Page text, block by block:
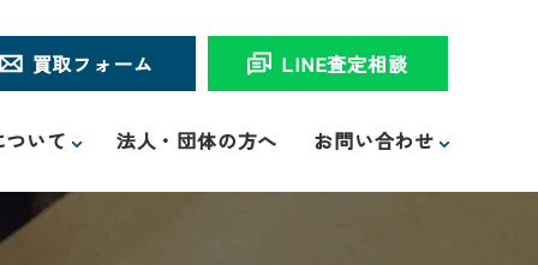
いて 法人・団体の方へ お問い合わせ
買取フォーム LINE査定相談